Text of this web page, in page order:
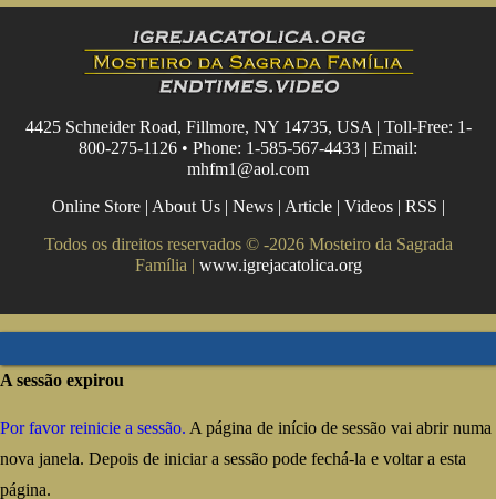
4425 Schneider Road, Fillmore, NY 14735, USA | Toll-Free: 1-
800-275-1126 • Phone: 1-585-567-4433 | Email:
mhfm1@aol.com
Online Store| About Us| News| Article| Videos| RSS |
Todos os direitos reservados © -2026 Mosteiro da Sagrada
Família | www.igrejacatolica.org
A sessão expirou
Por favor reinicie a sessão. A página de início de sessão vai abrir numa
nova janela. Depois de iniciar a sessão pode fechá-la e voltar a esta
página.